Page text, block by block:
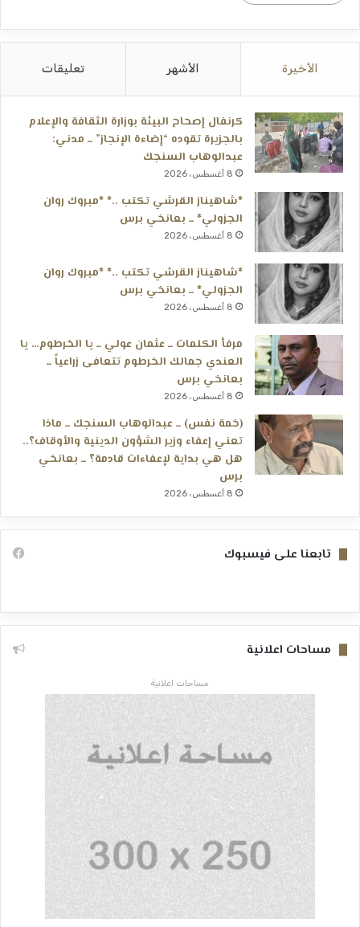
الأخيرة الأشهر تعليقات
كرنفال إصحاح البيئة بوزارة الثقافة والإعلام
بالجزيرة تقوده “إضاءة الإنجاز” ــ مدني:
عبدالوهاب السنجك
8 أغسطس، 2026
*شاهيناز القرشي تكتب ..* *مبروك روان
الجزولي* ــ بعانخي برس
8 أغسطس، 2026
*شاهيناز القرشي تكتب ..* *مبروك روان
الجزولي* ــ بعانخي برس
8 أغسطس، 2026
مرفأ الكلمات ــ عثمان عولي ــ يا الخرطوم… يا
العندي جمالك الخرطوم تتعافى زراعياً ــ
بعانخي برس
8 أغسطس، 2026
(خمة نفس) ــ عبدالوهاب السنجك ــ ماذا
تعني إعفاء وزير الشؤون الدينية والأوقاف؟..
هل هي بداية لإعفاءات قادمة؟ ــ بعانخي
برس
8 أغسطس، 2026
تابعنا على فيسبوك
مساحات اعلانية
مساحات اعلانية